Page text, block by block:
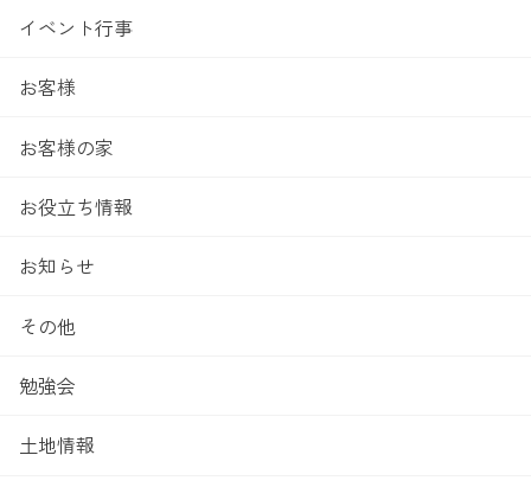
イベント行事
お客様
お客様の家
お役立ち情報
お知らせ
その他
勉強会
土地情報